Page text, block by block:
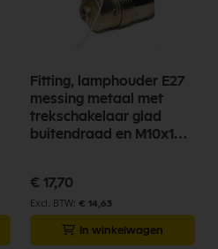
Fitting, lamphouder E27
messing metaal met
trekschakelaar glad
buitendraad en M10x1
€ 17,70
€ 14,63
In winkelwagen